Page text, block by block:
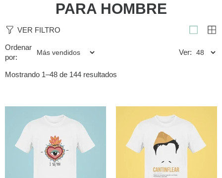
PARA HOMBRE
VER FILTRO
Ordenar
por:
Ver:
Mostrando 1–48 de 144 resultados